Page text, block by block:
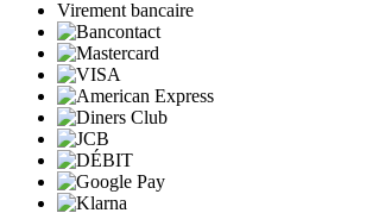
Virement bancaire